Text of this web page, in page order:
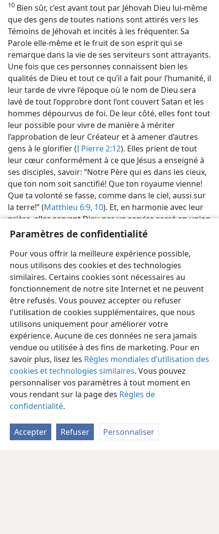
Paramètres de confidentialité
Pour vous offrir la meilleure expérience possible,
nous utilisons des cookies et des technologies
similaires. Certains cookies sont nécessaires au
fonctionnement de notre site Internet et ne peuvent
être refusés. Vous pouvez accepter ou refuser
l'utilisation de cookies supplémentaires, que nous
utilisons uniquement pour améliorer votre
expérience. Aucune de ces données ne sera jamais
vendue ou utilisée à des fins de marketing. Pour en
savoir plus, lisez les Règles mondiales d’utilisation des
cookies et technologies similaires. Vous pouvez
personnaliser vos paramètres à tout moment en
vous rendant sur la page des Règles de
confidentialité.
Accepter Refuser Personnaliser
10 Bien sûr, c’est avant tout par Jéhovah Dieu lui-​même
que des gens de toutes nations sont attirés vers les
Témoins de Jéhovah et incités à les fréquenter. Sa
Parole elle-​même et le fruit de son esprit qui se
remarque dans la vie de ses serviteurs sont attrayants.
Une fois que ces personnes connaissent bien les
qualités de Dieu et tout ce qu’il a fait pour l’humanité, il
leur tarde de vivre l’époque où le nom de Dieu sera
lavé de tout l’opprobre dont l’ont couvert Satan et les
hommes dépourvus de foi. De leur côté, elles font tout
leur possible pour vivre de manière à mériter
l’approbation de leur Créateur et à amener d’autres
gens à le glorifier (I Pierre 2:12). Elles prient de tout
leur cœur conformément à ce que Jésus a enseigné à
ses disciples, savoir: “Notre Père qui es dans les cieux,
que ton nom soit sanctifié! Que ton royaume vienne!
Que ta volonté se fasse, comme dans le ciel, aussi sur
la terre!” (Matthieu 6:9, 10). Et, en harmonie avec leur
prière, elles servent Dieu par un service sacré en union
complète avec tous ceux qui prouvent de façon
nom’ de Jéhovah.